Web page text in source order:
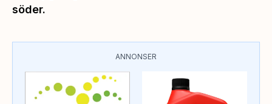
söder.
ANNONSER